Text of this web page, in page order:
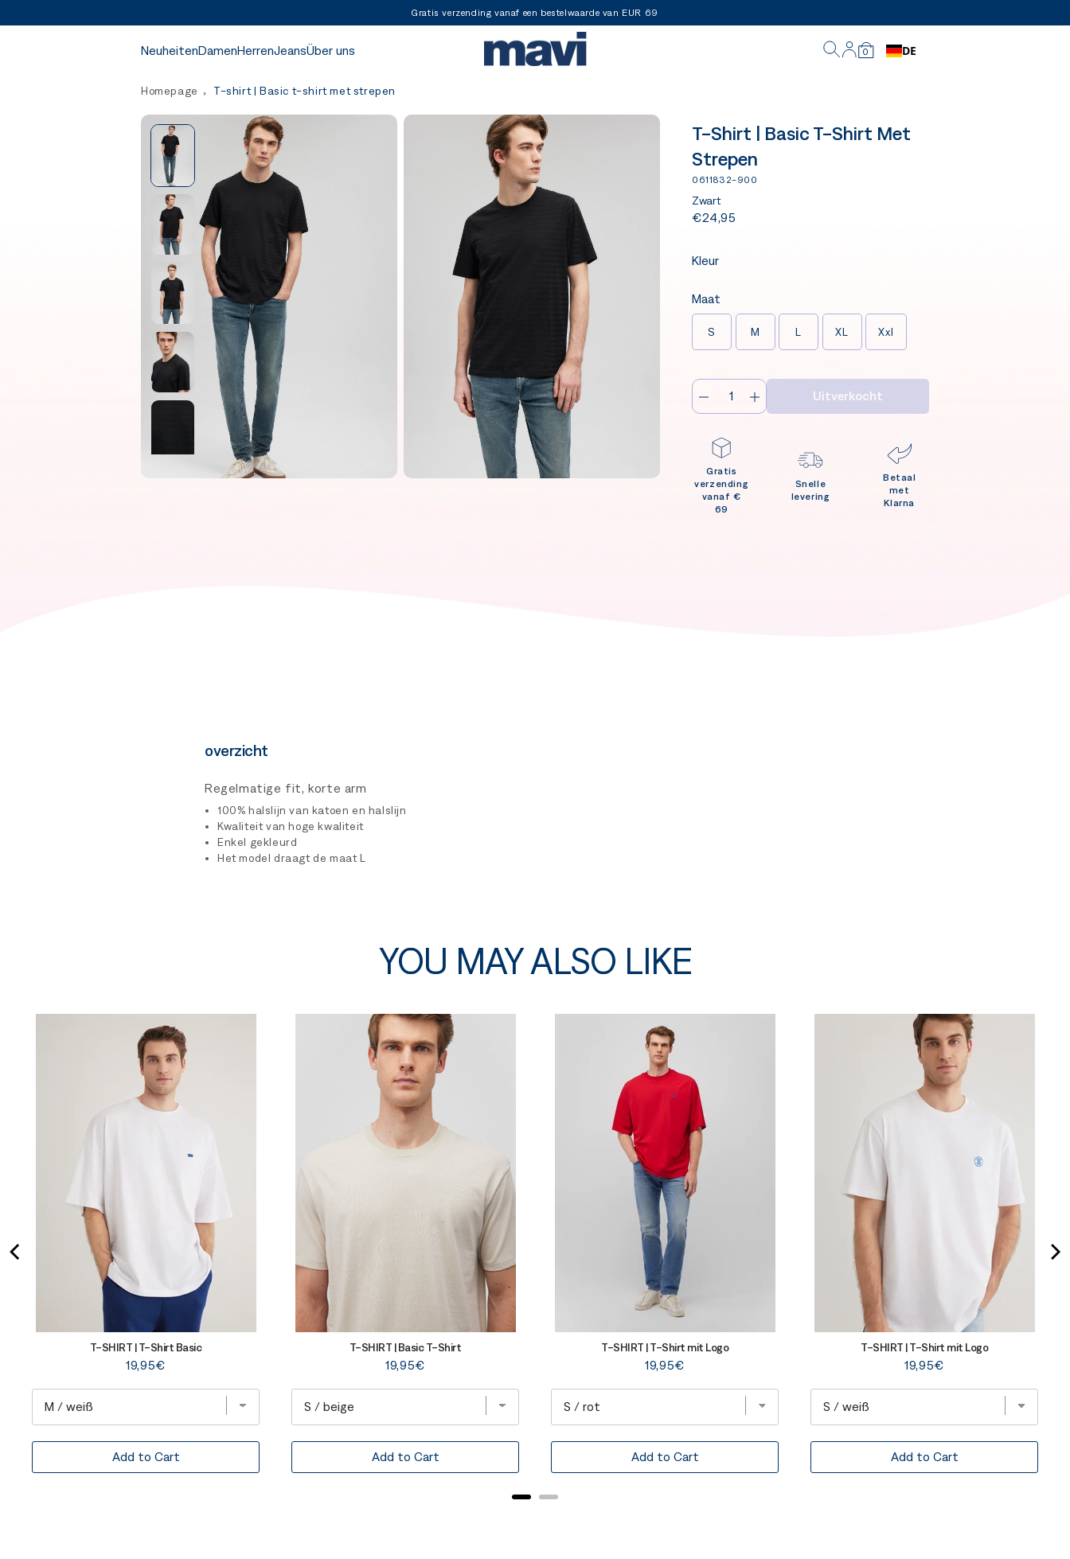
Gratis verzending vanaf een bestelwaarde van EUR 69
NeuheitenDamenHerrenJeansÜber uns 0 DE
Homepage T-shirt | Basic t-shirt met strepen
T-Shirt | Basic T-Shirt Met
Strepen
0611832-900
Zwart
€24,95
Kleur
Maat
S M L XL Xxl
Uitverkocht
Gratis
verzending
vanaf €
69
Snelle
levering
Betaal
met
Klarna
overzicht
Regelmatige fit, korte arm
100% halslijn van katoen en halslijn
Kwaliteit van hoge kwaliteit
Enkel gekleurd
Het model draagt ​​de maat L
YOU MAY ALSO LIKE
T-SHIRT | T-Shirt Basic
Price
19,95€
Add to Cart
T-SHIRT | Basic T-Shirt
Price
19,95€
Add to Cart
T-SHIRT | T-Shirt mit Logo
Price
19,95€
Add to Cart
T-SHIRT | T-Shirt mit Logo
Price
19,95€
Add to Cart